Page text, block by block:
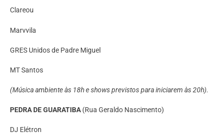
Clareou
Marvvila
GRES Unidos de Padre Miguel
MT Santos
(Música ambiente às 18h e shows previstos para iniciarem às 20h).
PEDRA DE GUARATIBA(Rua Geraldo Nascimento)
DJ Elétron